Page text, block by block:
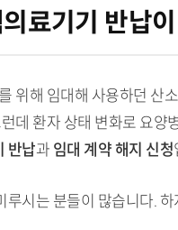
료기기 반납
위해 임대해 사용하던
데 환자 상태 변화로 요
반납과 임대 계약 해지 신청
시는 분들이 많습니다.